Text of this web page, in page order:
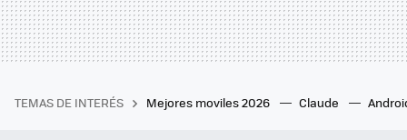
TEMAS DE INTERÉS Mejores moviles 2026 Claude